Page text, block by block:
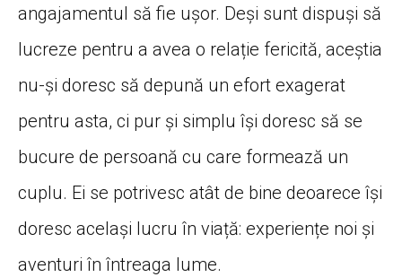
angajamentul să fie ușor. Deși sunt dispuși să
lucreze pentru a avea o relație fericită, aceștia
nu-și doresc să depună un efort exagerat
pentru asta, ci pur și simplu își doresc să se
bucure de persoană cu care formează un
cuplu. Ei se potrivesc atât de bine deoarece își
doresc același lucru în viață: experiențe noi și
aventuri în întreaga lume.